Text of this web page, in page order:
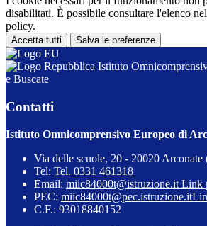
disabilitati. È possibile consultare l'elenco
policy.
Accetta tutti Salva le preferenze
Istituto
e Buscate
Contatti
Istituto Omnicomprensivo Europeo di
Via delle scuole, 20 - 20020
Tel: Tel. 0331 461318
Email: miic84000t@istruzione.it Link
PEC: miic84000t@pec.istruzione.it
C.F.: 93018840152